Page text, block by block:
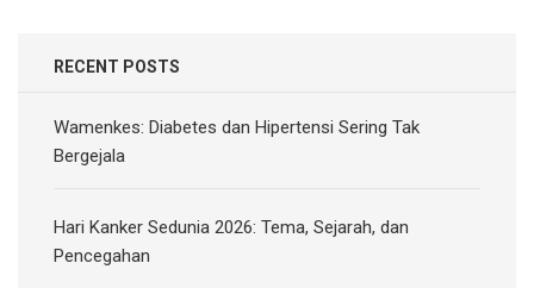
RECENT POSTS
Wamenkes: Diabetes dan Hipertensi Sering Tak
Bergejala
Hari Kanker Sedunia 2026: Tema, Sejarah, dan
Pencegahan